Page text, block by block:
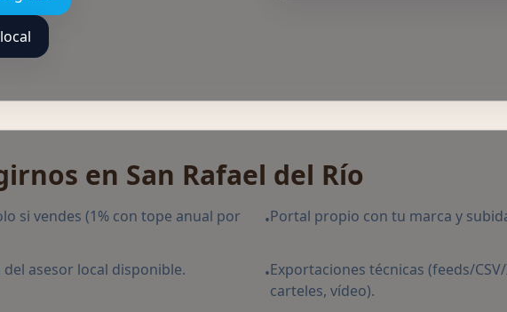
en San Rafael del Río
si vendes (1% con tope anual por
•Portal propio con tu marca y
asesor local disponible. •Exportaciones técnicas (feeds/
carteles, vídeo).